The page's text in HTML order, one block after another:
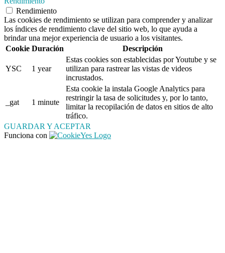
Rendimiento
Las cookies de rendimiento se utilizan para comprender y analizar
los índices de rendimiento clave del sitio web, lo que ayuda a
brindar una mejor experiencia de usuario a los visitantes.
Cookie Duración Descripción
YSC 1 year
Estas cookies son establecidas por Youtube y se
utilizan para rastrear las vistas de videos
incrustados.
_gat 1 minute
Esta cookie la instala Google Analytics para
restringir la tasa de solicitudes y, por lo tanto,
limitar la recopilación de datos en sitios de alto
tráfico.
GUARDAR Y ACEPTAR
Funciona con